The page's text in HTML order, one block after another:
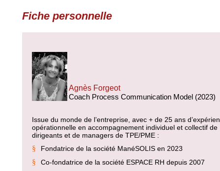
Fiche personnelle
Agnès Forgeot
Coach Process Communication Model (2023)
Issue du monde de l’entreprise, avec + de 25 ans
opérationnelle en accompagnement individuel et collectif de
dirigeants et de managers de TPE/PME :
§ Fondatrice de la société ManéSOLIS en 2023
§ Co-fondatrice de la société ESPACE RH depuis 2007